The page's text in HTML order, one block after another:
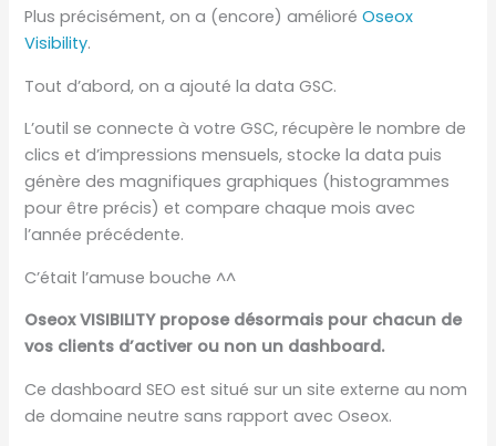
Plus précisément, on a (encore) amélioréOseox
Visibility.
Tout d’abord, on a ajouté la data GSC.
L’outil se connecte à votre GSC, récupère le nombre de
clics et d’impressions mensuels, stocke la data puis
génère des magnifiques graphiques (histogrammes
pour être précis) et compare chaque mois avec
l’année précédente.
C’était l’amuse bouche ^^
Oseox VISIBILITY propose désormais pour chacun de
vos clients d’activer ou non un dashboard.
Ce dashboard SEO est situé sur un site externe au nom
de domaine neutre sans rapport avec Oseox.